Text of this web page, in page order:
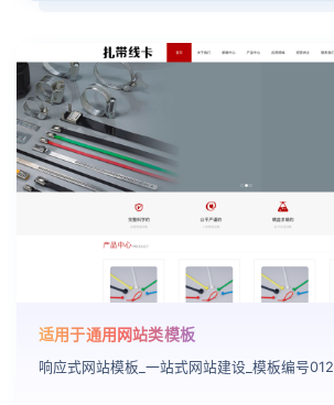
适用于通用网站类模板
响应式网站模板_一站式网站建设_模板编号012